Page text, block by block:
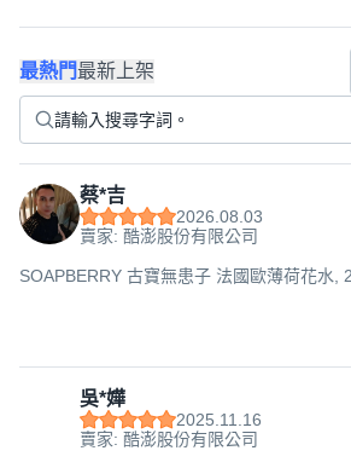
最熱門最新上架
蔡*吉
2026.08.03
賣家: 酷澎股份有限公司
SOAPBERRY 古寶無患子 法國歐薄荷花水,
吳*嬅
2025.11.16
賣家: 酷澎股份有限公司